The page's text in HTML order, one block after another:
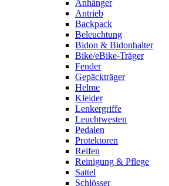
Anhänger
Antrieb
Backpack
Beleuchtung
Bidon & Bidonhalter
Bike/eBike-Träger
Fender
Gepäckträger
Helme
Kleider
Lenkergriffe
Leuchtwesten
Pedalen
Protektoren
Reifen
Reinigung & Pflege
Sattel
Schlösser